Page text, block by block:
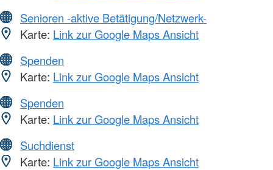
Senioren -aktive Betätigung/Netzwerk-
Karte: Link zur Google Maps Ansicht
Spenden
Karte: Link zur Google Maps Ansicht
Spenden
Karte: Link zur Google Maps Ansicht
Suchdienst
Karte: Link zur Google Maps Ansicht